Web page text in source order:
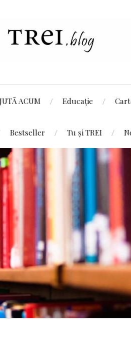
ACUM Educație
Bestseller Tu și TREI